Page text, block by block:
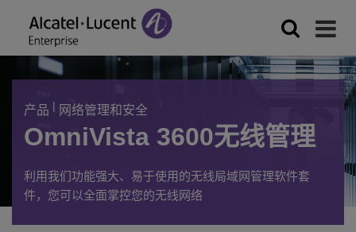
产品 | 网络管理和安全
OmniVista 3600无线管理
利用我们功能强大、易于使用的无线局域网管理软件套
件，您可以全面掌控您的无线网络